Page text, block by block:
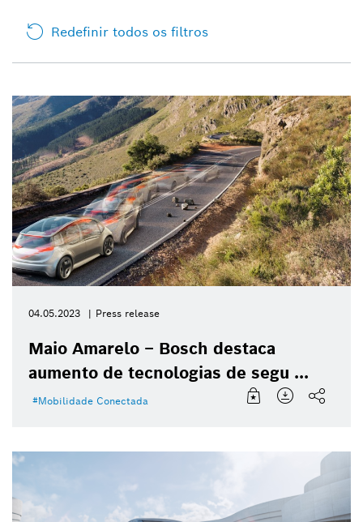
Redefinir todos os filtros
04.05.2023 Press release
Maio Amarelo – Bosch destaca
aumento de tecnologias de segu ...
Mobilidade Conectada